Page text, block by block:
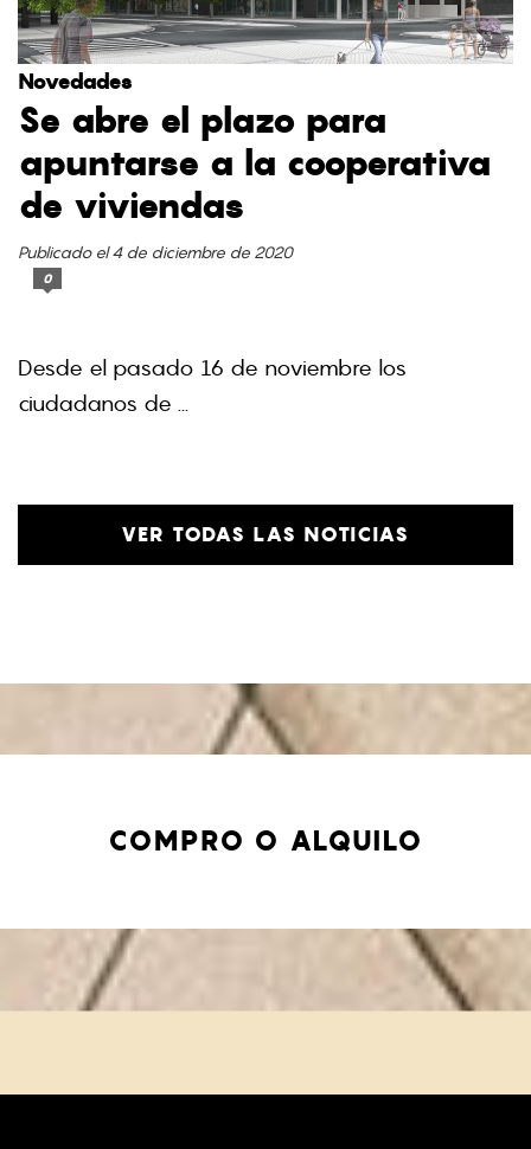
Novedades
Se abre el plazo para
apuntarse a la cooperativa
de viviendas
Publicado el 4 de diciembre de 2020
0
Desde el pasado 16 de noviembre los
ciudadanos de ...
VER TODAS LAS NOTICIAS
COMPRO O ALQUILO